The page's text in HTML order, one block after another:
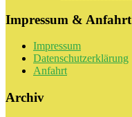
Impressum & Anfahrt
Impressum
Datenschutzerklärung
Anfahrt
Archiv